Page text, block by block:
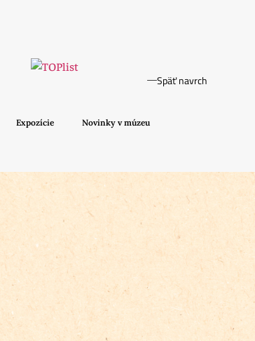
Expozície
Novinky v múzeu
Späť navrch